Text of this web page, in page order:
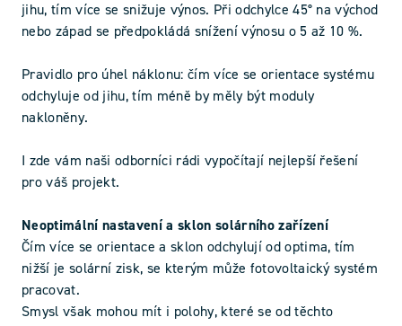
jihu, tím více se snižuje výnos. Při odchylce 45° na východ
nebo západ se předpokládá snížení výnosu o 5 až 10 %.
Pravidlo pro úhel náklonu: čím více se orientace systému
odchyluje od jihu, tím méně by měly být moduly
nakloněny.
I zde vám naši odborníci rádi vypočítají nejlepší řešení
pro váš projekt.
Neoptimální nastavení a sklon solárního zařízení
Čím více se orientace a sklon odchylují od optima, tím
nižší je solární zisk, se kterým může fotovoltaický systém
pracovat.
Smysl však mohou mít i polohy, které se od těchto